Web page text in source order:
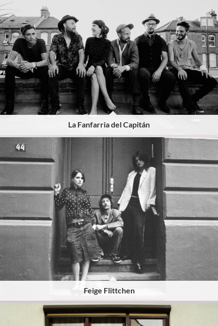
La Fanfarria del Capitán
Feige Flittchen